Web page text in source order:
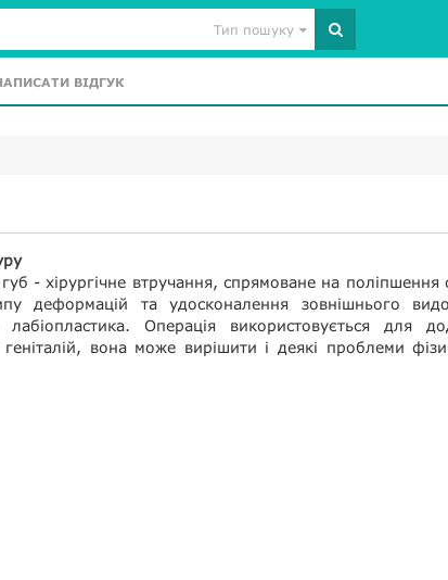
Тип пошуку
ВІДГУК
- хірургічне втручання, спрямоване на поліпшення
деформацій та удосконалення зовнішнього
лабіопластика. Операція використовується для
геніталій, вона може вирішити і деякі проблеми